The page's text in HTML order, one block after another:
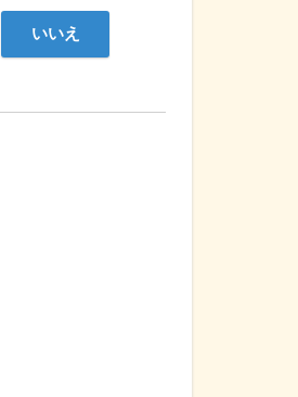
いいえ